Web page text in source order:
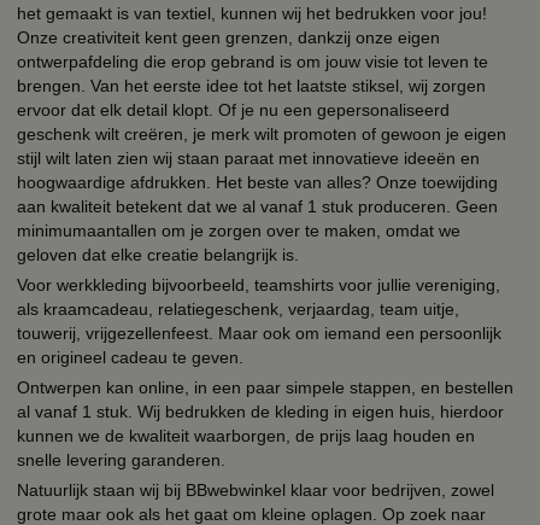
het gemaakt is van textiel, kunnen wij het bedrukken voor jou!
Onze creativiteit kent geen grenzen, dankzij onze eigen
ontwerpafdeling die erop gebrand is om jouw visie tot leven te
brengen. Van het eerste idee tot het laatste stiksel, wij zorgen
ervoor dat elk detail klopt. Of je nu een gepersonaliseerd
geschenk wilt creëren, je merk wilt promoten of gewoon je eigen
stijl wilt laten zien wij staan paraat met innovatieve ideeën en
hoogwaardige afdrukken. Het beste van alles? Onze toewijding
aan kwaliteit betekent dat we al vanaf 1 stuk produceren. Geen
minimumaantallen om je zorgen over te maken, omdat we
geloven dat elke creatie belangrijk is.
Voor werkkleding bijvoorbeeld, teamshirts voor jullie vereniging,
als kraamcadeau, relatiegeschenk, verjaardag, team uitje,
touwerij, vrijgezellenfeest. Maar ook om iemand een persoonlijk
en origineel cadeau te geven.
Ontwerpen kan online, in een paar simpele stappen, en bestellen
al vanaf 1 stuk. Wij bedrukken de kleding in eigen huis, hierdoor
kunnen we de kwaliteit waarborgen, de prijs laag houden en
snelle levering garanderen.
Natuurlijk staan wij bij BBwebwinkel klaar voor bedrijven, zowel
grote maar ook als het gaat om kleine oplagen. Op zoek naar